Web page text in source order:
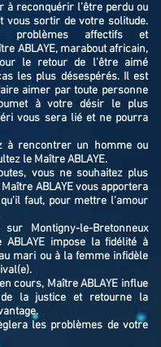
à reconquérir l’être perdu ou
vous sortir de votre solitude.
problèmes affectifs et
ABLAYE, marabout africain,
le retour de l'être aimé
les plus désespérés. Il est
aimer par toute personne
à votre désir le plus
vous sera lié et ne pourra
à rencontrer un homme ou
le Maître ABLAYE.
vous ne souhaitez plus
ABLAYE vous apportera
faut, pour mettre l'amour
Montigny-le-Bretonneux
ABLAYE impose la fidélité à
mari ou à la femme infidèle
cours, Maître ABLAYE influe
la justice et retourne la
les problèmes de votre